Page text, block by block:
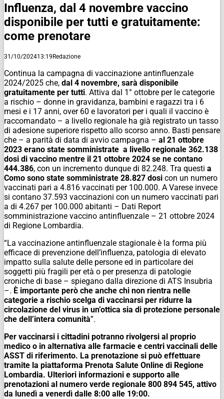
Influenza, dal 4 novembre vaccino
disponibile per tutti e gratuitamente:
come prenotare
31/10/202413:19Redazione
Continua la campagna di vaccinazione antinfluenzale
2024/2025 che, dal 4 novembre, sarà disponibile
gratuitamente per tutti. Attiva dal 1° ottobre per le categorie
a rischio – donne in gravidanza, bambini e ragazzi tra i 6
mesi e i 17 anni, over 60 e lavoratori per i quali il vaccino è
raccomandato – a livello regionale ha già registrato un tasso
di adesione superiore rispetto allo scorso anno. Basti pensare
che – a parità di data di avvio campagna – al 21 ottobre
2023 erano state somministrate a livello regionale 362.138
dosi di vaccino mentre il 21 ottobre 2024 se ne contano
444.386, con un incremento dunque di 82.248. Tra questi a
Como sono state somministrate 28.827 dosi con un numero
vaccinati pari a 4.816 vaccinati per 100.000. A Varese invece
si contano 37.593 vaccinazioni con un numero vaccinati pari
a di 4.267 per 100.000 abitanti – Dati Report
somministrazione vaccino antinfluenzale – 21 ottobre 2024
di Regione Lombardia.
“La vaccinazione antinfluenzale stagionale è la forma più
efficace di prevenzione dell’influenza, patologia di elevato
impatto sulla salute delle persone ed in particolare dei
soggetti più fragili per età o per presenza di patologie
croniche di base – spiegano dalla direzione di ATS Insubria
–. È importante però che anche chi non rientra nelle
categorie a rischio scelga di vaccinarsi per ridurre la
circolazione del virus in un’ottica sia di protezione personale
che dell’intera comunità”.
Per vaccinarsi i cittadini potranno rivolgersi al proprio
medico o in alternativa alle farmacie e centri vaccinali delle
ASST di riferimento. La prenotazione si può effettuare
tramite la piattaforma Prenota Salute Online di Regione
Lombardia. Ulteriori informazioni e supporto alle
prenotazioni al numero verde regionale 800 894 545, attivo
da lunedì a venerdì dalle 8:00 alle 19:00.